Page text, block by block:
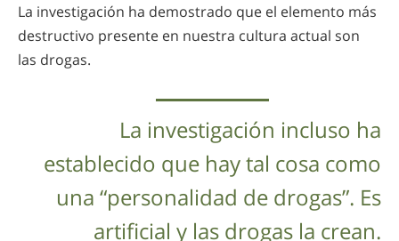
La investigación ha demostrado que el elemento más
destructivo presente en nuestra cultura actual son
las drogas.
La investigación incluso ha
establecido que hay tal cosa como
una “personalidad de drogas”. Es
artificial y las drogas la crean.